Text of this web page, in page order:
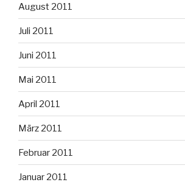
August 2011
Juli 2011
Juni 2011
Mai 2011
April 2011
März 2011
Februar 2011
Januar 2011